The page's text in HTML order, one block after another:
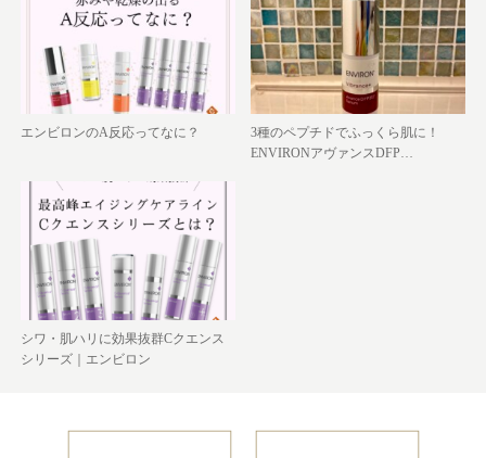
エンビロンのA反応ってなに？
3種のペプチドでふっくら肌に！
ENVIRONアヴァンスDFP…
シワ・肌ハリに効果抜群Cクエンス
シリーズ｜エンビロン